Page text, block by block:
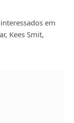
em
Kees Smit,